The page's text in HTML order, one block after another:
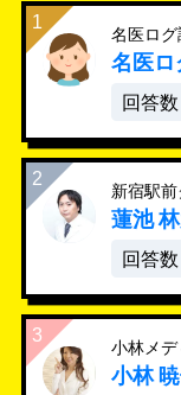
名医ロ
名医ロ
回答
新宿駅
蓮池
回答
小林メ
小林